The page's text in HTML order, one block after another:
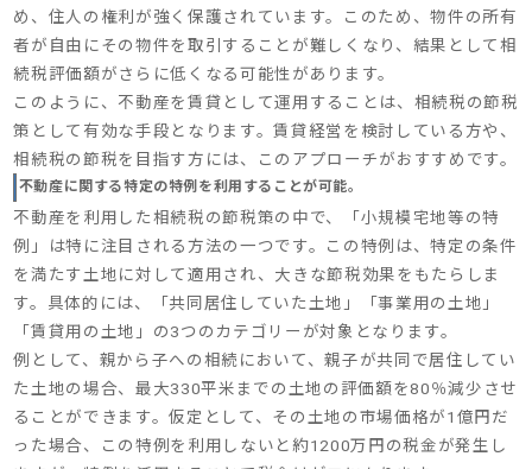
め、住人の権利が強く保護されています。このため、物件の所有
者が自由にその物件を取引することが難しくなり、結果として相
続税評価額がさらに低くなる可能性があります。
このように、不動産を賃貸として運用することは、相続税の節税
策として有効な手段となります。賃貸経営を検討している方や、
相続税の節税を目指す方には、このアプローチがおすすめです。
不動産に関する特定の特例を利用することが可能。
不動産を利用した相続税の節税策の中で、「小規模宅地等の特
例」は特に注目される方法の一つです。この特例は、特定の条件
を満たす土地に対して適用され、大きな節税効果をもたらしま
す。具体的には、「共同居住していた土地」「事業用の土地」
「賃貸用の土地」の3つのカテゴリーが対象となります。
例として、親から子への相続において、親子が共同で居住してい
た土地の場合、最大330平米までの土地の評価額を80％減少させ
ることができます。仮定として、その土地の市場価格が1億円だ
った場合、この特例を利用しないと約1200万円の税金が発生し